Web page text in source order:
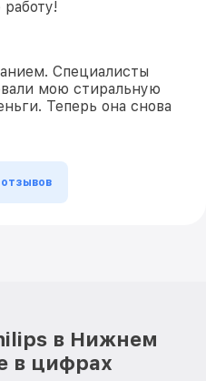
Специалисты
мою стиральную
Теперь она снова
в Нижнем
в цифрах